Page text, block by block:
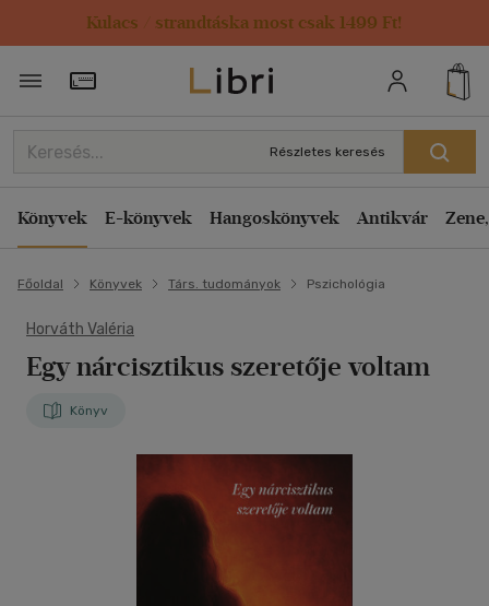
Kulacs / strandtáska most csak 1499 Ft!
Törzsvásárlói Kártya adatai
Részletes keresés
Könyvek E-könyvek Hangoskönyvek Antikvár
Főoldal Könyvek Társ. tudományok Pszichológia
Horváth Valéria
Egy nárcisztikus szeretője voltam
Könyv